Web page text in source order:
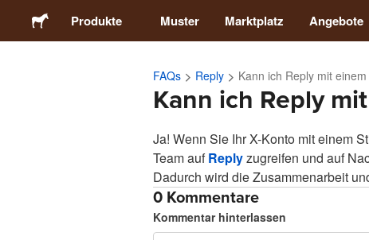
Produkte Muster Marktplatz Angebote
FAQs Reply Kann ich Reply mit
Kann ich Reply
Ja! Wenn Sie Ihr X-Konto mit einem
Team aufReplyzugreifen und auf
Dadurch wird die Zusammenarbeit
0 Kommentare
Kommentar hinterlassen